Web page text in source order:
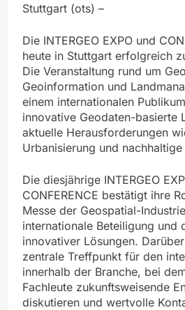
Stuttgart (ots) –
Die INTERGEO EXPO und
heute in Stuttgart erfolgreich
Die Veranstaltung rund um
Geoinformation und
einem internationalen
innovative Geodaten-basierte
aktuelle Herausforderungen
Urbanisierung und
Die diesjährige INTERGEO
CONFERENCE bestätigt ihre
Messe der Geospatial-
internationale Beteiligung und
innovativer Lösungen.
zentrale Treffpunkt für den
innerhalb der Branche, bei
Fachleute zukunftsweisende
diskutieren und wertvolle